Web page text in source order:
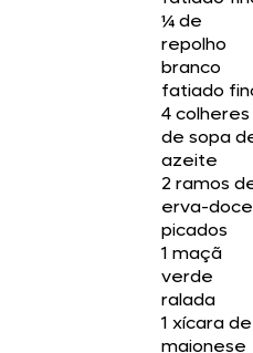
¼ de
repolho
branco
fatiado
4 colheres
de sopa
azeite
2 ramos
erva-doce
picados
1 maçã
verde
ralada
1 xícara de
maionese